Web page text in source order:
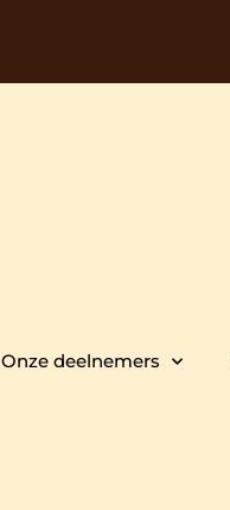
Onze deelnemers